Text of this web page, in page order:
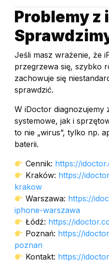
Problemy z
Jeśli masz wrażenie, że
przegrzewa się, szybko
zachowuje się
sprawdzić.
W iDoctor
systemowe, jak i
to nie „wirus”, tylko np.
baterii.
Cennik: https://
Kraków: https://
krakow
Warszawa: https://
iphone-warszawa
Łódź: https://
Poznań: https://
poznan
Kontakt: https://